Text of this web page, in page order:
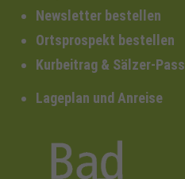
Newsletter bestellen
Ortsprospekt bestellen
Kurbeitrag & Sälzer-Pass
Lageplan und Anreise